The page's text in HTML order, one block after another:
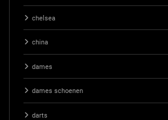
chelsea
china
dames
dames schoenen
darts